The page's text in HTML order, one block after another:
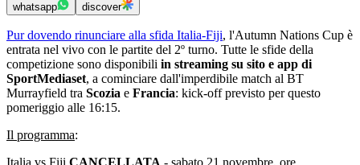
whatsapp discover
Pur dovendo rinunciare alla sfida Italia-Fiji, l'Autumn Nations Cup è
entrata nel vivo con le partite del 2º turno. Tutte le sfide della
competizione sono disponibili in streaming su sito e app di
SportMediaset, a cominciare dall'imperdibile match al BT
Murrayfield tra Scozia e Francia: kick-off previsto per questo
pomeriggio alle 16:15.
Il programma: